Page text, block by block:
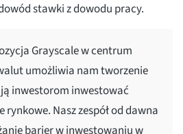
stawki z dowodu pracy.
Grayscale w centrum
umożliwia nam tworzenie
inwestorom inwestować
rynkowe. Nasz zespół od dawna
barier w inwestowaniu w